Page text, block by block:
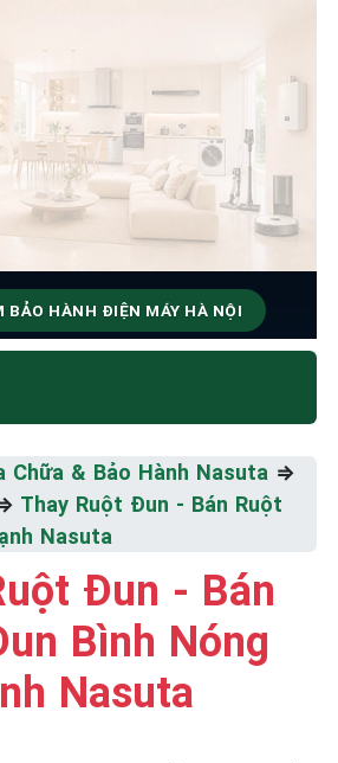
BẢO HÀNH ĐIỆN MÁY HÀ NỘI
& BẢO HÀNH
Thiểu
09.86.85.89.22
Chữa & Bảo Hành Nasuta ⇒
Thay Ruột Đun - Bán Ruột
Nasuta
Đun - Bán
Bình Nóng
Nasuta